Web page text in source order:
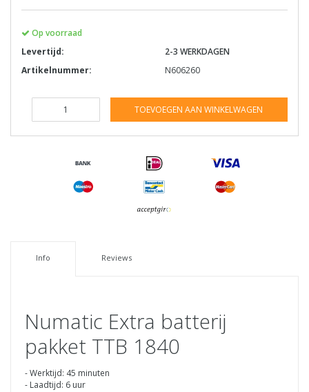
Op voorraad
Levertijd:
2-3 WERKDAGEN
Artikelnummer:
N606260
TOEVOEGEN AAN WINKELWAGEN
Info Reviews
Numatic Extra batterij
pakket TTB 1840
- Werktijd: 45 minuten
- Laadtijd: 6 uur